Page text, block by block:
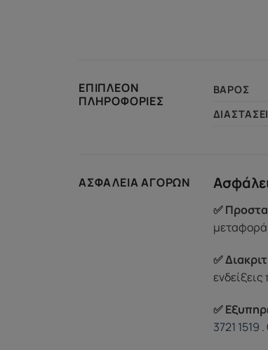
ΕΠΙΠΛΈΟΝ
ΠΛΗΡΟΦΟΡΊΕΣ
ΒΆΡΟΣ
ΑΣΦΆΛΕΙΑ ΑΓΟΡΏΝ
✅
✅
✅
3721 1519 .